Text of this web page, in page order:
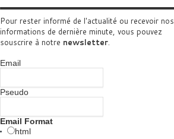
Pour rester informé de l'actualité ou recevoir nos
informations de dernière minute, vous pouvez
souscrire à notre newsletter.
Email
Pseudo
Email Format
html